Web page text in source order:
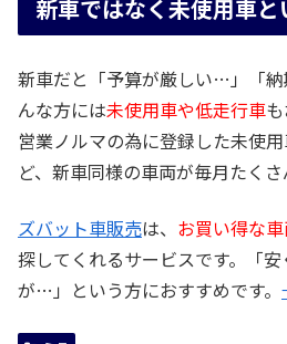
新車ではなく未使用車と
新車だと「予算が厳しい…」「
んな方には未使用車や低走行車
営業ノルマの為に登録した未使
ど、新車同様の車両が毎月たくさ
ズバット車販売は、 お買い得な
探してくれるサービスです。「
が…」という方におすすめです。